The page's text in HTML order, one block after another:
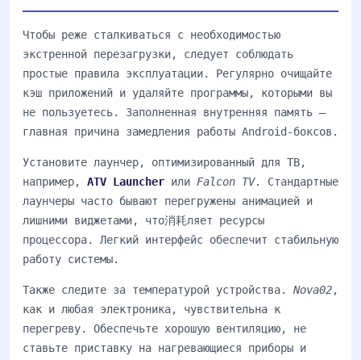
Чтобы реже сталкиваться с необходимостью
экстренной перезагрузки, следует соблюдать
простые правила эксплуатации. Регулярно очищайте
кэш приложений и удаляйте программы, которыми вы
не пользуетесь. Заполненная внутренняя память —
главная причина замедления работы Android-боксов.
Установите лаунчер, оптимизированный для ТВ,
например, ATV Launcher или Falcon TV. Стандартные
лаунчеры часто бывают перегружены анимацией и
лишними виджетами, что消耗ляет ресурсы
процессора. Легкий интерфейс обеспечит стабильную
работу системы.
Также следите за температурой устройства. Nova02,
как и любая электроника, чувствительна к
перегреву. Обеспечьте хорошую вентиляцию, не
ставьте приставку на нагревающиеся приборы и